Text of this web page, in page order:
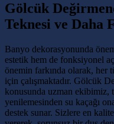
Gölcük
Teknesi ve Daha
Banyo dekorasyonunda
estetik hem de fonksiyonel
önemin farkında olarak, her
için çalışmaktadır. Gölcük
konusunda uzman ekibimiz,
yenilemesinden su kaçağı
destek sunar. Sizlere en